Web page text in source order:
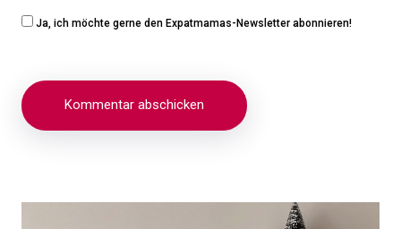
Ja, ich möchte gerne den Expatmamas-Newsletter abonnieren!
Beitragsnavigation